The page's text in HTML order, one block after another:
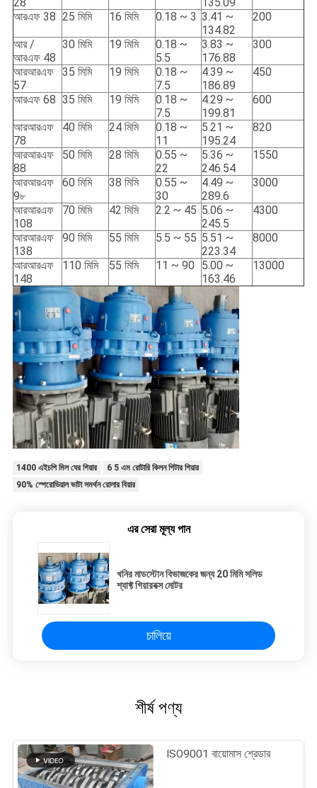
28
135.09
আরএফ 38 25 মিমি 16 মিমি 0.18 ~ 3 3.41 ~
134.82
200
আর /
আরএফ 48
30 মিমি 19 মিমি
0.18 ~
5.5
3.83 ~
176.88
300
আরআরএফ
57
35 মিমি 19 মিমি
0.18 ~
7.5
4.39 ~
186.89
450
আরএফ 68 35 মিমি 19 মিমি
0.18 ~
7.5
4.29 ~
199.81
600
আরআরএফ
78
40 মিমি 24 মিমি
0.18 ~
11
5.21 ~
195.24
820
আরআরএফ
88
50 মিমি 28 মিমি
0.55 ~
22
5.36 ~
246.54
1550
আরআরএফ
9৮
60 মিমি 38 মিমি
0.55 ~
30
4.49 ~
289.6
3000
আরআরএফ
108
70 মিমি 42 মিমি 2.2 ~ 45 5.06 ~
245.5
4300
আরআরএফ
138
90 মিমি 55 মিমি 5.5 ~ 55 5.51 ~
223.34
8000
আরআরএফ
148
110 মিমি 55 মিমি 11 ~ 90
5.00 ~
163.46
13000
1400 এইচপি মিল ঘের গিয়ার
6 5 এম রোটারি কিলন গিটার গিয়ার
90% স্পেরোডিয়াল ভাটা সমর্থন রোলার বিয়ার
এর সেরা মূল্য পান
খনির মাডস্টোন বিভাজকের জন্য 20 মিমি সলিড
শ্যাফ্ট গিয়ারবক্স মোটর
চালিয়ে
শীর্ষ পণ্য
ISO9001 বায়োমাস শ্রেডার